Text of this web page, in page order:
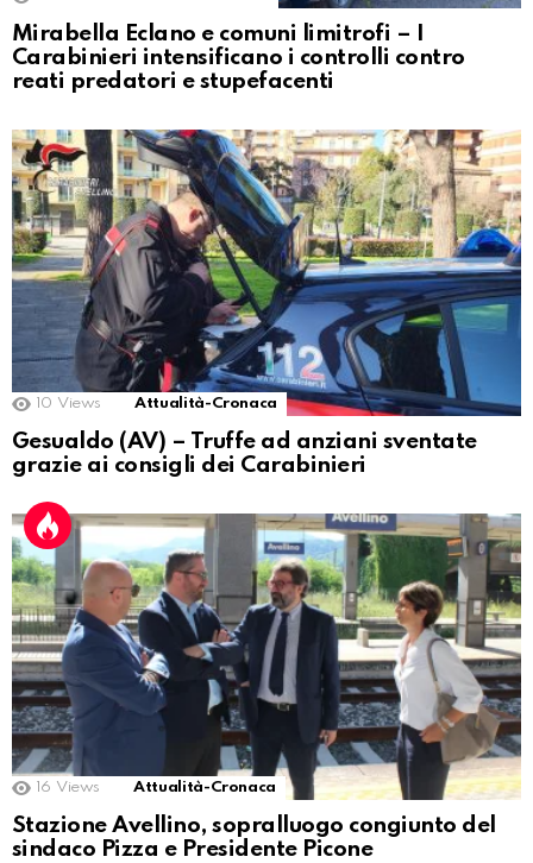
Mirabella Eclano e comuni limitrofi – I
Carabinieri intensificano i controlli contro
reati predatori e stupefacenti
10 Views Attualità-Cronaca
Gesualdo (AV) – Truffe ad anziani sventate
grazie ai consigli dei Carabinieri
16 Views Attualità-Cronaca
Stazione Avellino, sopralluogo congiunto del
sindaco Pizza e Presidente Picone